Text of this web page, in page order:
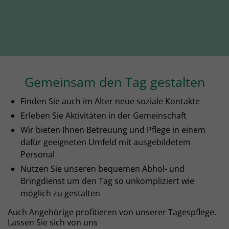
Gemeinsam den Tag gestalten
Finden Sie auch im Alter neue soziale Kontakte
Erleben Sie Aktivitäten in der Gemeinschaft
Wir bieten Ihnen Betreuung und Pflege in einem
dafür geeigneten Umfeld mit ausgebildetem
Personal
Nutzen Sie unseren bequemen Abhol- und
Bringdienst um den Tag so unkompliziert wie
möglich zu gestalten
Auch Angehörige profitieren von unserer Tagespflege.
Lassen Sie sich von uns